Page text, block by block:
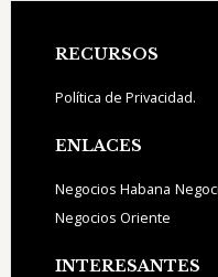
Footer
RECURSOS
Política de Privacidad.
ENLACES
Negocios Habana
Negocios Oriente
INTERESANTES